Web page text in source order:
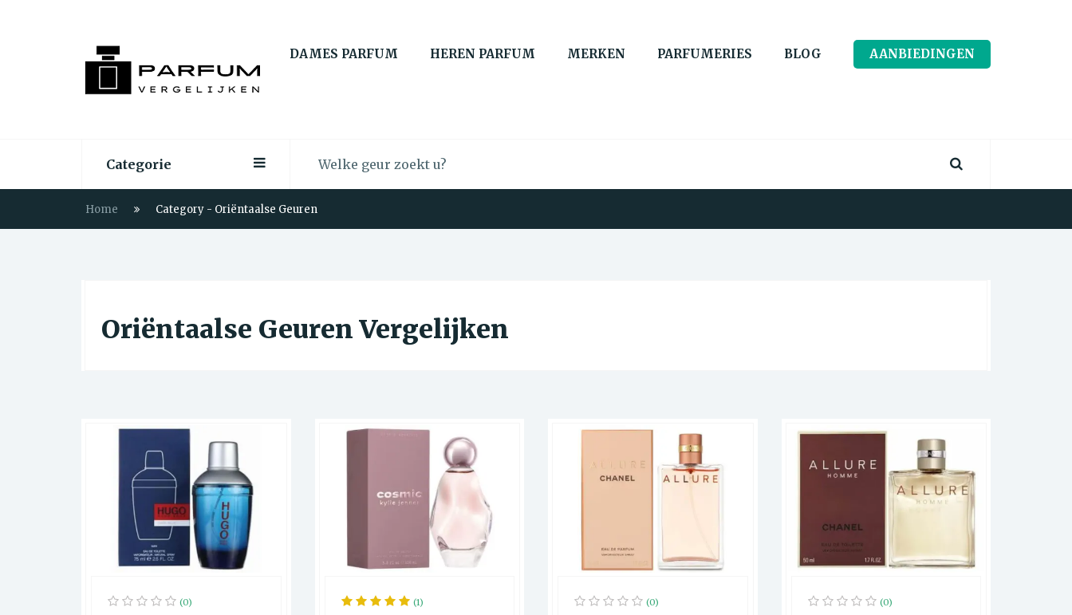
DAMES PARFUM HEREN PARFUM MERKEN PARFUMERIES BLOG AANBIEDINGEN
Categorie
Home Category - Oriëntaalse Geuren
Oriëntaalse Geuren Vergelijken
(0) (1) (0) (0)